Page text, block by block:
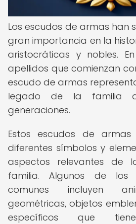
Los escudos de armas han
gran importancia en la
aristocráticas y nobles.
apellidos que comienzan
escudo de armas
legado de la familia
generaciones.
Estos escudos de armas
diferentes símbolos y
aspectos relevantes de
familia. Algunos de los
comunes incluyen
geométricas, objetos
específicos que